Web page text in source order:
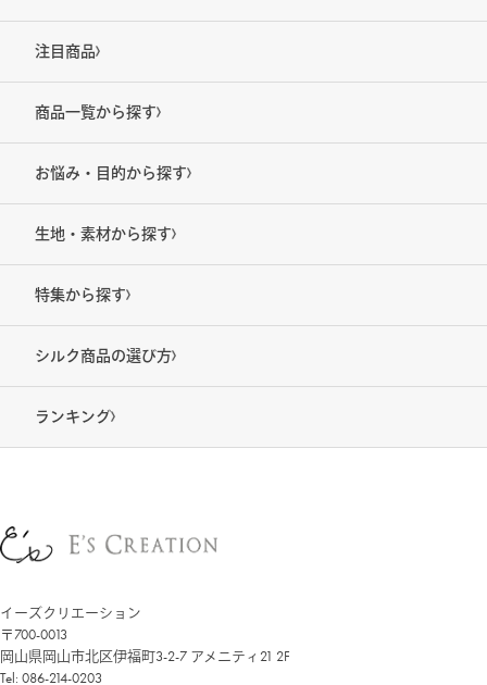
注目商品
商品一覧から探す
お悩み・目的から探す
生地・素材から探す
特集から探す
シルク商品の選び方
ランキング
イーズクリエーション
〒700-0013
岡山県岡山市北区伊福町3-2-7 アメニティ21 2F
Tel: 086-214-0203